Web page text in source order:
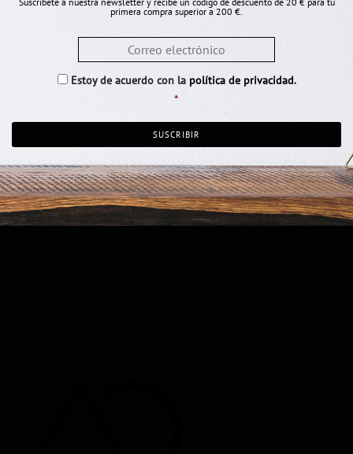
primera compra superior a 200 €.
Email*
Consentimiento*
Estoy de acuerdo con la política de privacidad.
*